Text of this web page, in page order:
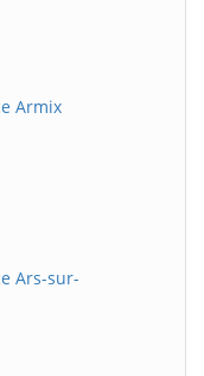
Armix
Ars-sur-